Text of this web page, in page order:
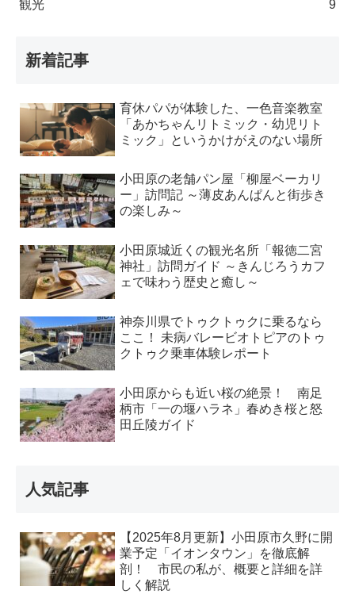
観光 9
新着記事
育休パパが体験した、一色音楽教室
「あかちゃんリトミック・幼児リト
ミック」というかけがえのない場所
小田原の老舗パン屋「柳屋ベーカリ
ー」訪問記 ～薄皮あんぱんと街歩き
の楽しみ～
小田原城近くの観光名所「報徳二宮
神社」訪問ガイド ～きんじろうカフ
ェで味わう歴史と癒し～
神奈川県でトゥクトゥクに乗るなら
ここ！ 未病バレービオトピアのトゥ
クトゥク乗車体験レポート
小田原からも近い桜の絶景！ 南足
柄市「一の堰ハラネ」春めき桜と怒
田丘陵ガイド
人気記事
【2025年8月更新】小田原市久野に開
業予定「イオンタウン」を徹底解
剖！ 市民の私が、概要と詳細を詳
しく解説